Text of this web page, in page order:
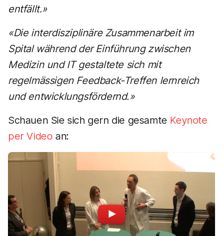
entfällt.»
«Die interdisziplinäre Zusammenarbeit im
Spital während der Einführung zwischen
Medizin und IT gestaltete sich mit
regelmässigen Feedback-Treffen lernreich
und entwicklungsfördernd.»
Schauen Sie sich gern die gesamte Keynote
per Video an: